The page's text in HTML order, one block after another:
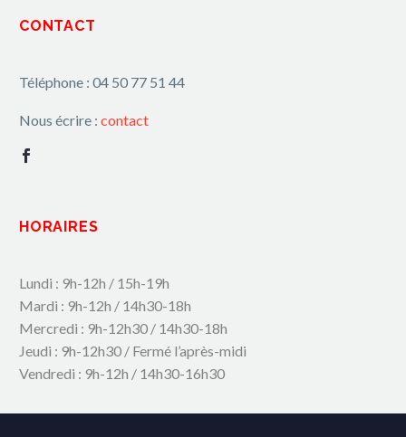
CONTACT
Téléphone : 04 50 77 51 44
Nous écrire : contact
HORAIRES
Lundi : 9h-12h / 15h-19h
Mardi : 9h-12h / 14h30-18h
Mercredi : 9h-12h30 / 14h30-18h
Jeudi : 9h-12h30 / Fermé l’après-midi
Vendredi : 9h-12h / 14h30-16h30